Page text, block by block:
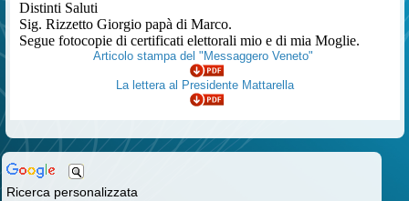
Ricerca personalizzata
Distinti Saluti
Sig. Rizzetto Giorgio papà di Marco.
Segue fotocopie di certificati elettorali mio e di mia Moglie.
Articolo stampa del "Messaggero Veneto"
La lettera al Presidente Mattarella